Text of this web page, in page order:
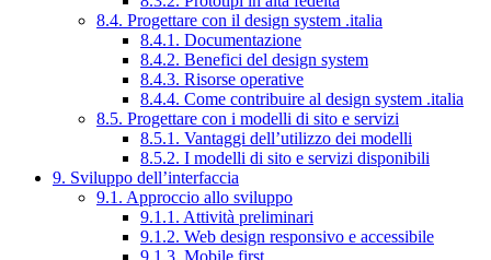
8.4. Progettare con il design system .italia
8.4.1. Documentazione
8.4.2. Benefici del design system
8.4.3. Risorse operative
8.4.4. Come contribuire al design system .italia
8.5. Progettare con i modelli di sito e servizi
8.5.1. Vantaggi dell’utilizzo dei modelli
8.5.2. I modelli di sito e servizi disponibili
9. Sviluppo dell’interfaccia
9.1. Approccio allo sviluppo
9.1.1. Attività preliminari
9.1.2. Web design responsivo e accessibile
9.1.3. Mobile first